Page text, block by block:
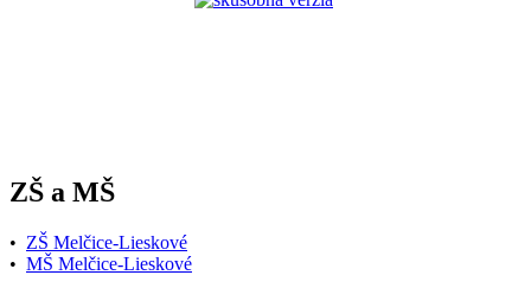
ZŠ a MŠ
• ZŠ Melčice-Lieskové
• MŠ Melčice-Lieskové